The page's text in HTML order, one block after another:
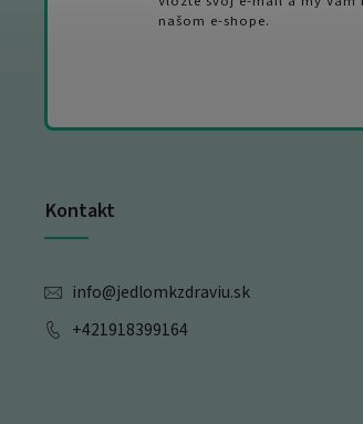
Kontakt
info@jedlomkzdraviu.sk
+421918399164
našom e-shope.